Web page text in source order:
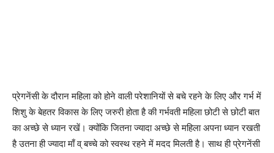
प्रेगनेंसी के दौरान महिला को होने वाली परेशानियों से बचे रहने के लिए और गर्भ में
शिशु के बेहतर विकास के लिए जरुरी होता है की गर्भवती महिला छोटी से छोटी बात
का अच्छे से ध्यान रखें। क्योंकि जितना ज्यादा अच्छे से महिला अपना ध्यान रखती
है उतना ही ज्यादा माँ व् बच्चे को स्वस्थ रहने में मदद मिलती है। साथ ही प्रेगनेंसी